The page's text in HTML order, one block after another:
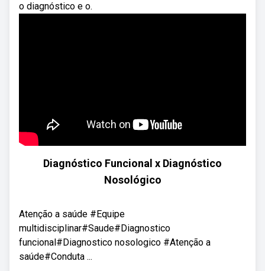
o diagnóstico e o.
Diagnóstico Funcional x Diagnóstico
Nosológico
Atenção a saúde #Equipe
multidisciplinar#Saude#Diagnostico
funcional#Diagnostico nosologico #Atenção a
saúde#Conduta ...